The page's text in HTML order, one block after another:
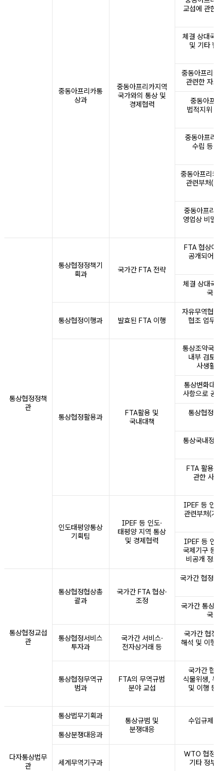
중동아프리카통
상과
중동아프리카지역
국가와의 통상 및
경제협력
교섭에 관
체결 상대
및 기타
중동아프리
관련한 자
중동아프
법적지위
중동아프
수립 등
중동아프리
관련부처(
중동아프리
영업상 비
통상협정정책
관
통상협정정책기
획과
국가간 FTA 전략
FTA 협상
공개되어
체결 상대
국
통상협정이행과 발효된 FTA 이행
자유무역협
협조 업무
통상협정활용과
FTA활용 및
국내대책
통상조약국
내부 검
사생활
통상변화대
사항으로
통상협정
통상국내정
FTA 활용
관한 사
인도태평양통상
기획팀
IPEF 등 인도·
태평양 지역 통상
및 경제협력
IPEF 등 인
관련부처(
IPEF 등 인
국제기구
비공개 정
통상협정교섭
관
통상협정협상총
괄과
국가간 FTA 협상·
조정
국가간 협정
국가간 통상
국
통상협정서비스
투자과
국가간 서비스·
전자상거래 등
국가간 협
해석 및 이
통상협정무역규
범과
FTA의 무역규범
분야 교섭
국가간 협
식물위생,
및 이행
다자통상법무
관
통상법무기획과
통상규범 및
분쟁대응
수입규제
통상분쟁대응과
세계무역기구과
WTO 협정(
기타 정